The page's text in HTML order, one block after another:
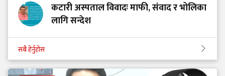
कटारी अस्पताल विवादः माफी, संवाद र भोलिका
लागि सन्देश
सबै हेर्नुहोस